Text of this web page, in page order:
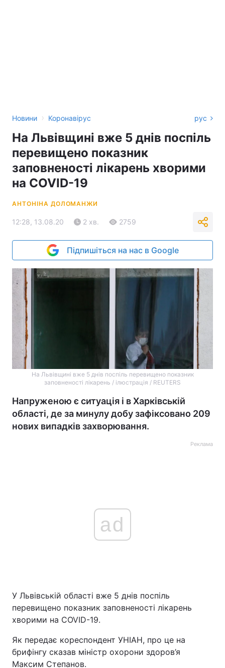
Новини › Коронавірус рус
На Львівщині вже 5 днів поспіль
перевищено показник
заповненості лікарень хворими
на COVID-19
АНТОНІНА ДОЛОМАНЖИ
12:28, 13.08.20 2 хв. 2759
Підпишіться на нас в Google
На Львівщині вже 5 днів поспіль перевищено показник
заповненості лікарень / ілюстрація / REUTERS
Напруженою є ситуація і в Харківській
області, де за минулу добу зафіксовано 209
нових випадків захворювання.
Реклама
ad
У Львівській області вже 5 днів поспіль
перевищено показник заповненості лікарень
хворими на COVID-19.
Як передає кореспондент УНІАН, про це на
брифінгу сказав міністр охорони здоров’я
Максим Степанов.